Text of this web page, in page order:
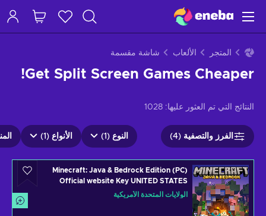
المتجر الألعاب شاشة مقسمة
Get Split Screen Games Cheaper!
النتائج التي تم العثور عليها: 1028
الفرز والتصفية (4) النوع (1) الأنواع (1)
Minecraft: Java & Bedrock Edition (PC)
Official website Key UNITED STATES
الولايات المتحدة الأمريكية